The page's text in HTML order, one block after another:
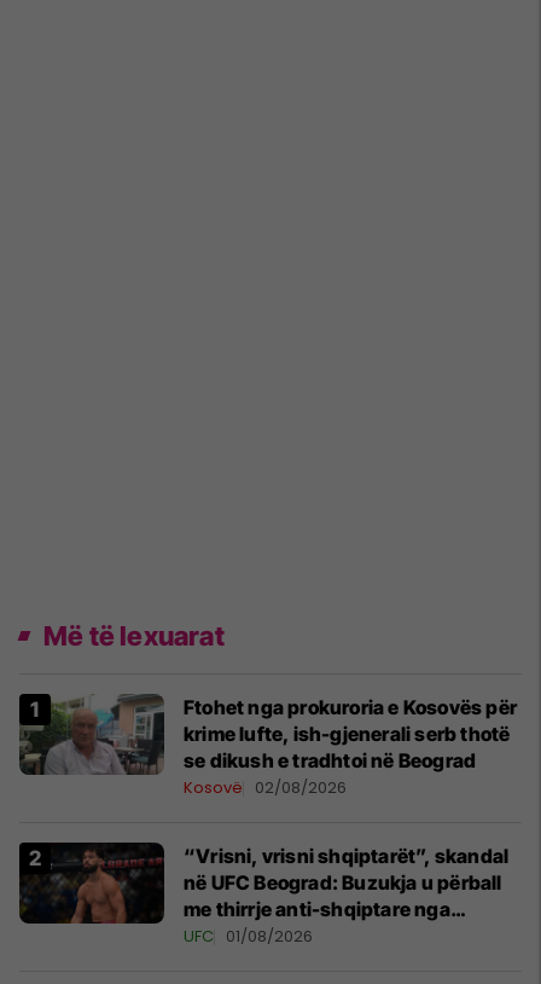
Më të lexuarat
Ftohet nga prokuroria e Kosovës për
krime lufte, ish-gjenerali serb thotë
se dikush e tradhtoi në Beograd
Kosovë 02/08/2026
“Vrisni, vrisni shqiptarët”, skandal
në UFC Beograd: Buzukja u përball
me thirrje anti-shqiptare nga
tribunat
UFC 01/08/2026